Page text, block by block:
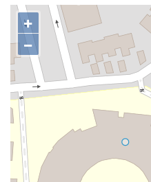
+
−